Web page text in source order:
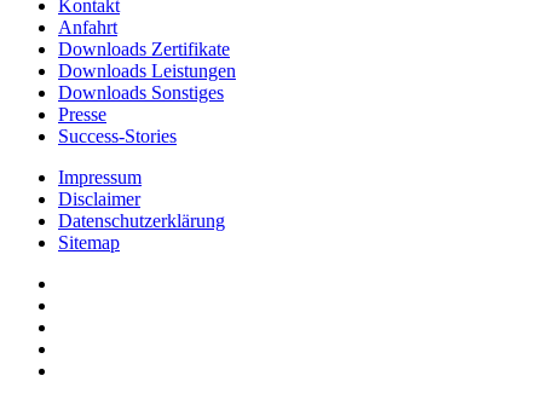
Kontakt
Anfahrt
Downloads Zertifikate
Downloads Leistungen
Downloads Sonstiges
Presse
Success-Stories
Impressum
Disclaimer
Datenschutzerklärung
Sitemap